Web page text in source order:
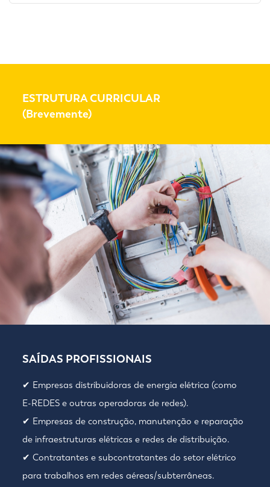
ESTRUTURA CURRICULAR
(Brevemente)
SAÍDAS PROFISSIONAIS
✔ Empresas distribuidoras de energia elétrica (como
E-REDES e outras operadoras de redes).
✔ Empresas de construção, manutenção e reparação
de infraestruturas elétricas e redes de distribuição.
✔ Contratantes e subcontratantes do setor elétrico
para trabalhos em redes aéreas/subterrâneas.